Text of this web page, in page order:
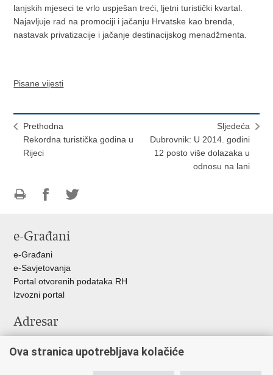
lanjskih mjeseci te vrlo uspješan treći, ljetni turistički kvartal.
Najavljuje rad na promociji i jačanju Hrvatske kao brenda,
nastavak privatizacije i jačanje destinacijskog menadžmenta.
Pisane vijesti
Prethodna
Rekordna turistička godina u
Rijeci
Sljedeća
Dubrovnik: U 2014. godini
12 posto više dolazaka u
odnosu na lani
FacebookuTwitteru
e-Građani
e-Građani
e-Savjetovanja
Portal otvorenih podataka RH
Izvozni portal
Adresar
Središnji katalog službenih dokumenata RH
Adresar tijela javne vlasti
Ova stranica upotrebljava kolačiće